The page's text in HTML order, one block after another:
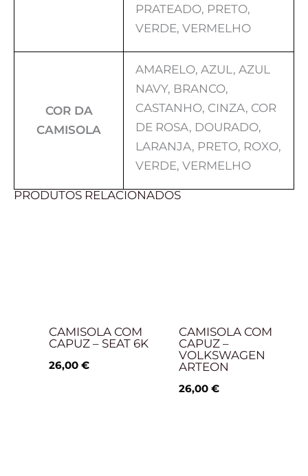
PRATEADO, PRETO,
VERDE, VERMELHO
COR DA
CAMISOLA
AMARELO, AZUL, AZUL
NAVY, BRANCO,
CASTANHO, CINZA, COR
DE ROSA, DOURADO,
LARANJA, PRETO, ROXO,
VERDE, VERMELHO
PRODUTOS RELACIONADOS
CAMISOLA COM
CAPUZ – SEAT 6K
26,00 €
CAMISOLA COM
CAPUZ –
VOLKSWAGEN
ARTEON
26,00 €